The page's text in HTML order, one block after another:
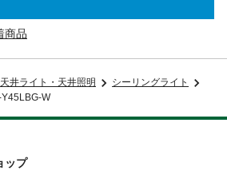
商品
天井ライト・天井照明
シーリングライト
W
ップ